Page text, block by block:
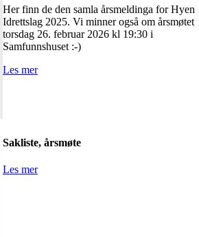
Her finn de den samla årsmeldinga for Hyen
Idrettslag 2025. Vi minner også om årsmøtet
torsdag 26. februar 2026 kl 19:30 i
Samfunnshuset :-)
Les mer
Sakliste, årsmøte
Les mer